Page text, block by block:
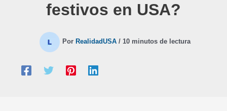
festivos en USA?
Por RealidadUSA / 10 minutos de lectura